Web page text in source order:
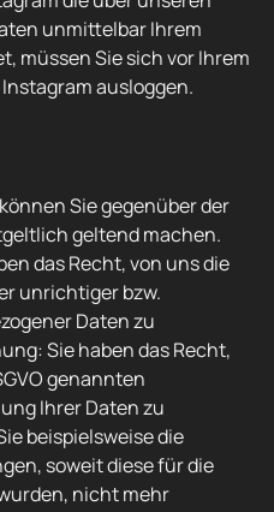
unmittelbar Ihrem
müssen Sie sich vor Ihrem
ausloggen.
Sie gegenüber der
geltend machen.
das Recht, von uns die
unrichtiger bzw.
Daten zu
Sie haben das Recht,
genannten
Ihrer Daten zu
beispielsweise die
soweit diese für die
nicht mehr